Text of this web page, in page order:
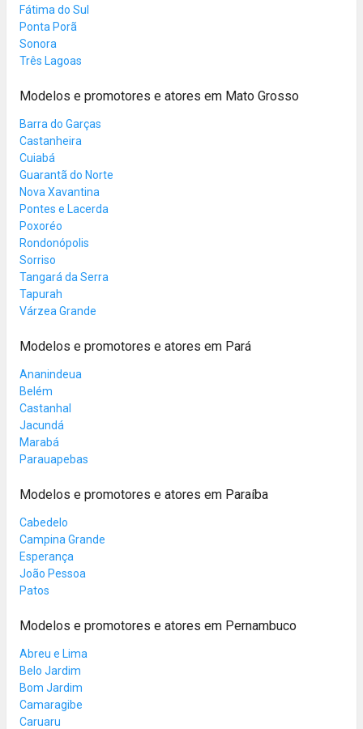
Fátima do Sul
Ponta Porã
Sonora
Três Lagoas
Modelos e promotores e atores em Mato Grosso
Barra do Garças
Castanheira
Cuiabá
Guarantã do Norte
Nova Xavantina
Pontes e Lacerda
Poxoréo
Rondonópolis
Sorriso
Tangará da Serra
Tapurah
Várzea Grande
Modelos e promotores e atores em Pará
Ananindeua
Belém
Castanhal
Jacundá
Marabá
Parauapebas
Modelos e promotores e atores em Paraíba
Cabedelo
Campina Grande
Esperança
João Pessoa
Patos
Modelos e promotores e atores em Pernambuco
Abreu e Lima
Belo Jardim
Bom Jardim
Camaragibe
Caruaru